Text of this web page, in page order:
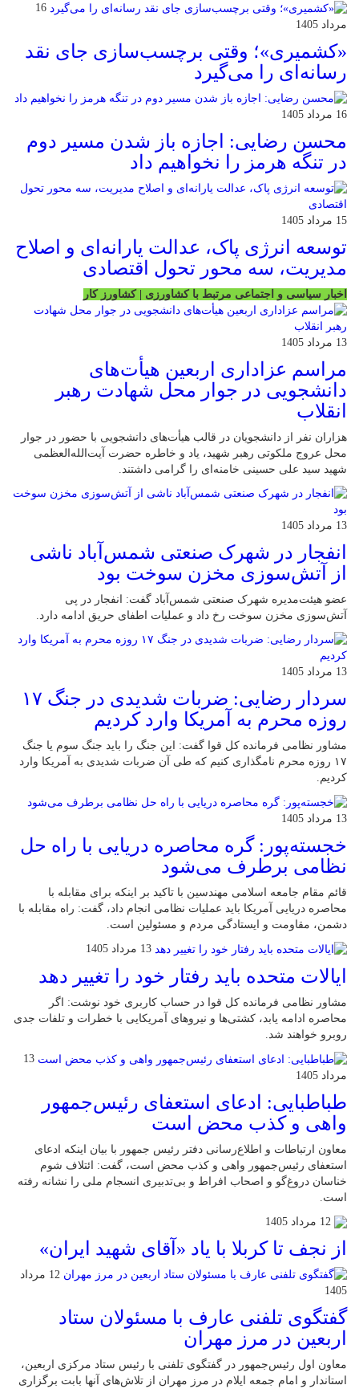
16
مرداد 1405
«کشمیری»؛ وقتی برچسب‌سازی جای نقد
رسانه‌ای را می‌گیرد
16 مرداد 1405
محسن رضایی: اجازه باز شدن مسیر دوم
در تنگه هرمز را نخواهیم داد
15 مرداد 1405
توسعه انرژی پاک، عدالت یارانه‌ای و اصلاح
مدیریت، سه محور تحول اقتصادی
اخبار سیاسی و اجتماعی مرتبط با کشاورزی | کشاورز کار
13 مرداد 1405
مراسم عزاداری اربعین هیأت‌های
دانشجویی در جوار محل شهادت رهبر
انقلاب
هزاران نفر از دانشجویان در قالب هیأت‌های دانشجویی با حضور در جوار
محل عروج ملکوتی رهبر شهید، یاد و خاطره حضرت آیت‌الله‌العظمی
شهید سید علی حسینی خامنه‌ای را گرامی داشتند.
13 مرداد 1405
انفجار در شهرک صنعتی شمس‌آباد ناشی
از آتش‌سوزی مخزن سوخت بود
عضو هیئت‌مدیره شهرک صنعتی شمس‌آباد گفت: انفجار در پی
آتش‌سوزی مخزن سوخت رخ داد و عملیات اطفای حریق ادامه دارد.
13 مرداد 1405
سردار رضایی: ضربات شدیدی در جنگ ۱۷
روزه محرم به آمریکا وارد کردیم
مشاور نظامی فرمانده کل قوا گفت: این جنگ را باید جنگ سوم یا جنگ
۱۷ روزه محرم نامگذاری کنیم که طی آن ضربات شدیدی به آمریکا وارد
کردیم.
13 مرداد 1405
خجسته‌پور: گره محاصره دریایی با راه حل
نظامی برطرف می‌شود
قائم مقام جامعه اسلامی مهندسین با تاکید بر اینکه برای مقابله با
محاصره دریایی آمریکا باید عملیات نظامی انجام داد، گفت: راه مقابله با
دشمن، مقاومت و ایستادگی مردم و مسئولین است.
13 مرداد 1405
ایالات متحده باید رفتار خود را تغییر دهد
مشاور نظامی فرمانده کل قوا در حساب کاربری خود نوشت: اگر
محاصره ادامه یابد، کشتی‌ها و نیروهای آمریکایی با خطرات و تلفات جدی
روبرو خواهند شد.
13
مرداد 1405
طباطبایی: ادعای استعفای رئیس‌جمهور
واهی و کذب محض است
معاون ارتباطات و اطلاع‌رسانی دفتر رئیس جمهور با بیان اینکه ادعای
استعفای رئیس‌جمهور واهی و کذب محض است، گفت: ائتلاف شوم
خناسان دروغ‌گو و اصحاب افراط و بی‌تدبیری انسجام ملی را نشانه رفته
است.
12 مرداد 1405
از نجف تا کربلا با یاد «آقای شهید ایران»
12 مرداد
1405
گفتگوی تلفنی عارف با مسئولان ستاد
اربعین در مرز مهران
معاون اول رئیس‌جمهور در گفتگوی تلفنی با رئیس ستاد مرکزی اربعین،
استاندار و امام جمعه ایلام در مرز مهران از تلاش‌های آنها بابت برگزاری